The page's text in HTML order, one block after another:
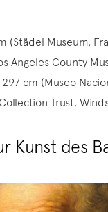
(Städel Museum,
Angeles County
cm (Museo
Trust,
Kunst des